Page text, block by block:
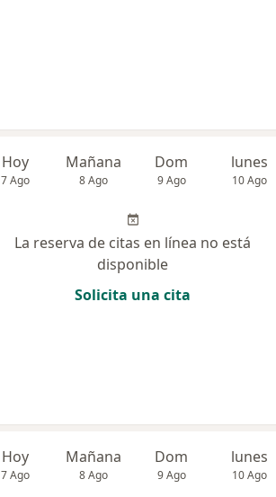
Hoy
7 Ago
Mañana
8 Ago
Dom
9 Ago
lunes
10 Ago
La reserva de citas en línea no está
disponible
Solicita una cita
Hoy
7 Ago
Mañana
8 Ago
Dom
9 Ago
lunes
10 Ago